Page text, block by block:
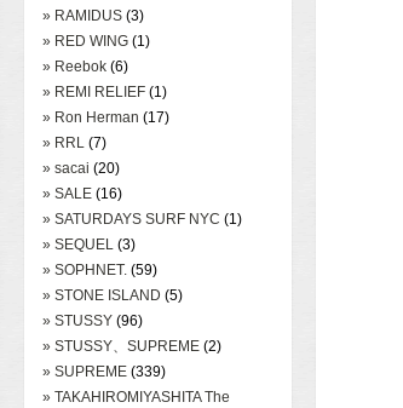
» RAMIDUS (3)
» RED WING (1)
» Reebok (6)
» REMI RELIEF (1)
» Ron Herman (17)
» RRL (7)
» sacai (20)
» SALE (16)
» SATURDAYS SURF NYC (1)
» SEQUEL (3)
» SOPHNET. (59)
» STONE ISLAND (5)
» STUSSY (96)
» STUSSY、SUPREME (2)
» SUPREME (339)
» TAKAHIROMIYASHITA The